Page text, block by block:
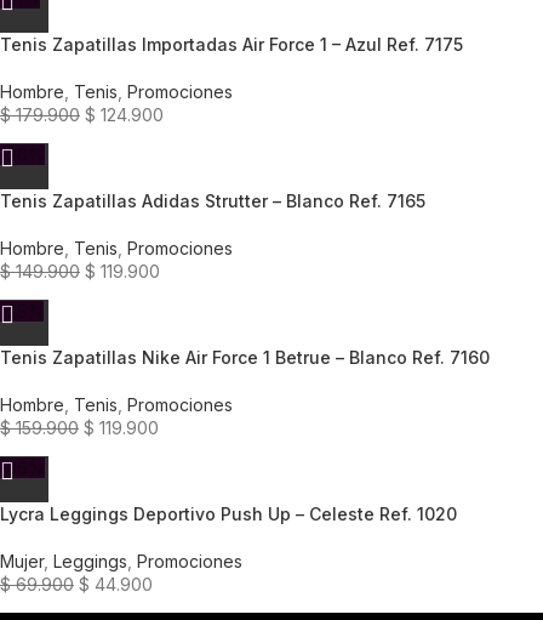
Tenis Zapatillas Importadas Air Force 1 – Azul Ref. 7175
Hombre Tenis Promociones
$179.900 $ 124.900
-20%
Tenis Zapatillas Adidas Strutter – Blanco Ref. 7165
Hombre Tenis Promociones
$149.900 $ 119.900
-25%
Tenis Zapatillas Nike Air Force 1 Betrue – Blanco Ref. 7160
Hombre Tenis Promociones
$159.900 $ 119.900
-36%
Lycra Leggings Deportivo Push Up – Celeste Ref. 1020
Mujer, Leggings Promociones
$69.900 $ 44.900